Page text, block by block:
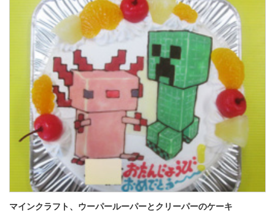
マインクラフト、ウーパールーパーとクリーパーのケーキ